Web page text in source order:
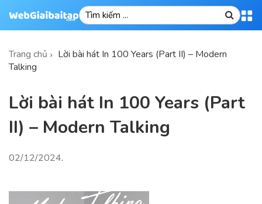
Trang chủ
Lời bài hát In 100 Years (Part II) – Modern
Talking
Lời bài hát In 100 Years (Part
II) – Modern Talking
02/12/2024.